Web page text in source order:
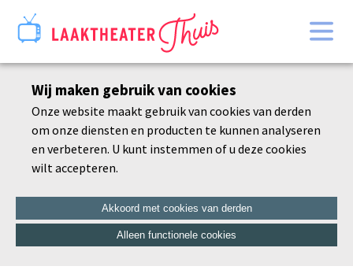
Wij maken gebruik van cookies
Onze website maakt gebruik van cookies van derden
om onze diensten en producten te kunnen analyseren
en verbeteren. U kunt instemmen of u deze cookies
wilt accepteren.
Akkoord met cookies van derden
Alleen functionele cookies
Bekijk alles
Agenda
De schoonheid van de dorre tak